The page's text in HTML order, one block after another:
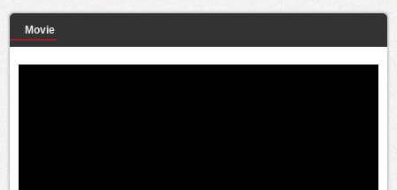
Movie